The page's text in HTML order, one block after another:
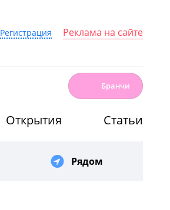
Регистрация Реклама на сайте
Бранчи
Открытия Статьи
Рядом